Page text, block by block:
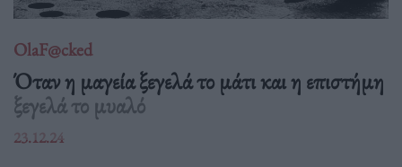
OlaF@cked
Όταν η μαγεία ξεγελά το μάτι και η επιστήμη
ξεγελά το μυαλό
23.12.24